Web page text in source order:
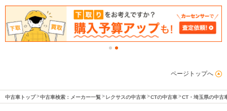
ページトップへ
中古車トップ 中古車検索：メーカー一覧 レクサスの中古車 CTの中古車 CT・埼玉県の中古